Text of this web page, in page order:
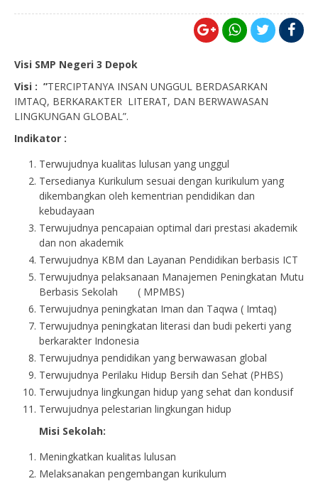
Visi SMP Negeri 3 Depok
Visi : ”TERCIPTANYA INSAN UNGGUL BERDASARKAN
IMTAQ, BERKARAKTER LITERAT, DAN BERWAWASAN
LINGKUNGAN GLOBAL”.
Indikator :
Terwujudnya kualitas lulusan yang unggul
Tersedianya Kurikulum sesuai dengan kurikulum yang
dikembangkan oleh kementrian pendidikan dan
kebudayaan
Terwujudnya pencapaian optimal dari prestasi akademik
dan non akademik
Terwujudnya KBM dan Layanan Pendidikan berbasis ICT
Terwujudnya pelaksanaan Manajemen Peningkatan Mutu
Berbasis Sekolah ( MPMBS)
Terwujudnya peningkatan Iman dan Taqwa ( Imtaq)
Terwujudnya peningkatan literasi dan budi pekerti yang
berkarakter Indonesia
Terwujudnya pendidikan yang berwawasan global
Terwujudnya Perilaku Hidup Bersih dan Sehat (PHBS)
Terwujudnya lingkungan hidup yang sehat dan kondusif
Terwujudnya pelestarian lingkungan hidup
Misi Sekolah:
Meningkatkan kualitas lulusan
Melaksanakan pengembangan kurikulum